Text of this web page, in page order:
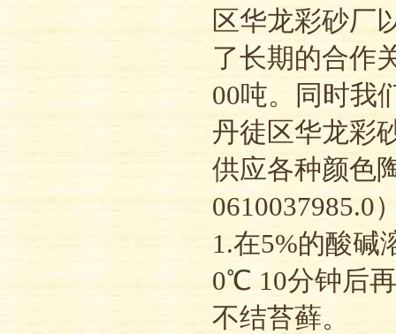
区华龙彩砂厂
了长期的合作
00吨。同时我
丹徒区华龙彩
供应各种颜色
0610037985.0
1.在5%的酸碱
0℃ 10分钟后
不结苔藓。